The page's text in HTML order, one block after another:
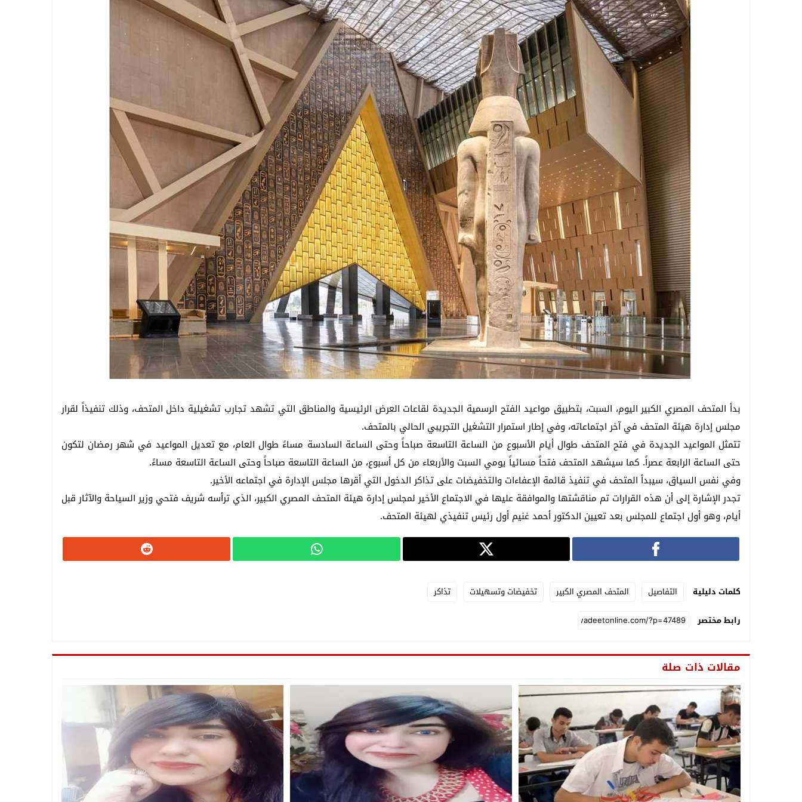
مستشفى بولاق الدكرور العام .. حين يتحول الحلم إلى واقع .. مدينة طبية متكاملة تكتب فصلاً جديدًا في تاريخ الرعاية الصحية بالجيزة
تجديد الثقة في الدكتور فرج البلاصي مديرًا لمستشفى الحوامدية العام .. عندما تتحدث الإنجازات يصدر القرار منصفًا لأصحابها
قطع المياه عن مناطق واسعة بالهرم فجر الجمعة .. تعرف على الأماكن المتأثرة وسبب الانقطاع وموعد التنفيذ
غلق شارع 26 يوليو بالجيزة لمدة أسبوعين بسبب المونوريل .. المواعيد والتحويلات المرورية الكاملة
بدأ المتحف المصري الكبير اليوم، السبت، بتطبيق مواعيد الفتح الرسمية الجديدة لقاعات العرض الرئيسية والمناطق التي تشهد تجارب تشغيلية داخل المتحف، وذلك تنفيذاً لقرار
مجلس إدارة هيئة المتحف في آخر اجتماعاته، وفي إطار استمرار التشغيل التجريبي الحالي بالمتحف.
تتمثل المواعيد الجديدة في فتح المتحف طوال أيام الأسبوع من الساعة التاسعة صباحاً وحتى الساعة السادسة مساءً طوال العام، مع تعديل المواعيد في شهر رمضان لتكون
حتى الساعة الرابعة عصراً. كما سيشهد المتحف فتحاً مسائياً يومي السبت والأربعاء من كل أسبوع، من الساعة التاسعة صباحاً وحتى الساعة التاسعة مساءً.
وفي نفس السياق، سيبدأ المتحف في تنفيذ قائمة الإعفاءات والتخفيضات على تذاكر الدخول التي أقرها مجلس الإدارة في اجتماعه الأخير.
تجدر الإشارة إلى أن هذه القرارات تم مناقشتها والموافقة عليها في الاجتماع الأخير لمجلس إدارة هيئة المتحف المصري الكبير، الذي ترأسه شريف فتحي وزير السياحة والآثار قبل
أيام، وهو أول اجتماع للمجلس بعد تعيين الدكتور أحمد غنيم أول رئيس تنفيذي لهيئة المتحف.
كلمات دليلية التفاصيل المتحف المصري الكبير تخفيضات وتسهيلات
تذاكر
رابط مختصر
مقالات ذات صلة